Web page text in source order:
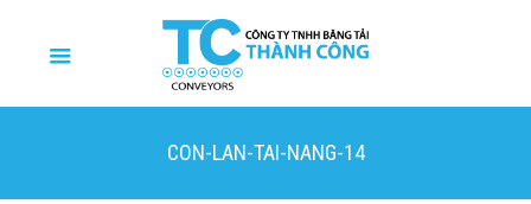
CON-LAN-TAI-NANG-14